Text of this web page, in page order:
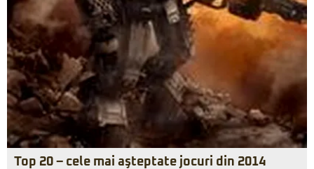
Top 20 – cele mai aşteptate jocuri din 2014